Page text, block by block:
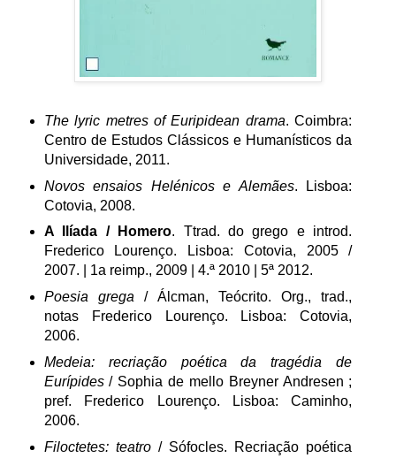
The lyric metres of Euripidean drama. Coimbra:
Centro de Estudos Clássicos e Humanísticos da
Universidade, 2011.
Novos ensaios Helénicos e Alemães. Lisboa:
Cotovia, 2008.
A Ilíada / Homero. Ttrad. do grego e introd.
Frederico Lourenço. Lisboa: Cotovia, 2005 /
2007. | 1a reimp., 2009 | 4.ª 2010 | 5ª 2012.
Poesia grega / Álcman, Teócrito. Org., trad.,
notas Frederico Lourenço. Lisboa: Cotovia,
2006.
Medeia: recriação poética da tragédia de
Eurípides/ Sophia de mello Breyner Andresen ;
pref. Frederico Lourenço. Lisboa: Caminho,
2006.
Filoctetes: teatro/ Sófocles. Recriação poética